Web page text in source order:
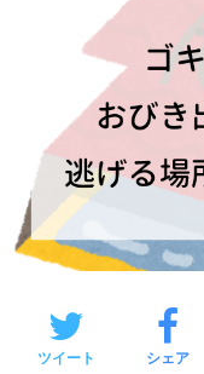
ツイート シェア